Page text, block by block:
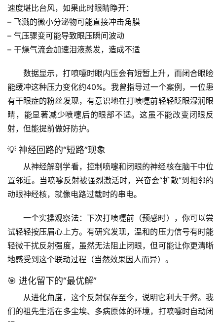
页
专
列
自
速度堪比台风，如果此时眼睛睁开：
– 飞溅的微小分泌物可能直接冲击角膜
– 气压骤变可能导致眼压瞬间波动
– 干燥气流会加速泪液蒸发，造成不适
数据显示，打喷嚏时眼内压会有短暂上升，而闭合眼睑
能缓冲这种压力变化约40%。我曾指导过一个案例，一位患
有干眼症的粉丝发现，有意识地在打喷嚏前轻轻眨眼湿润眼
睛，能显著减少喷嚏后的眼部不适。这虽不能改变闭眼反
射，但能提前做好防护。
💡 神经回路的“短路”现象
从神经解剖学看，控制喷嚏和闭眼的神经核在脑干中位
置邻近。当喷嚏反射被强烈激活时，兴奋会“扩散”到相邻的
动眼神经核，就像电路过载时的串电。
一个实操观察法 ：下次打喷嚏前（预感时），你可以尝
试轻轻按压眉心上方。有研究发现，温和的压力信号有时能
轻微干扰反射强度，虽然无法阻止闭眼，但可能让你更清晰
地感受到这个联动过程（当然效果因人而异）。
🎯 进化留下的“最优解”
从进化角度，这个反射保存至今，说明它利大于弊。我
们的祖先生活在多尘埃、多病原体的环境，打喷嚏时自动闭